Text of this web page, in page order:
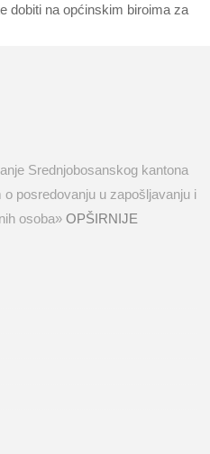
dobiti na općinskim biroima za
Srednjobosanskog kantona
posredovanju u zapošljavanju i
osoba» OPŠIRNIJE